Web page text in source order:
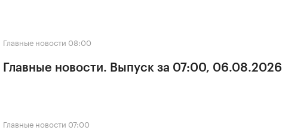
Главные новости 08:00
Главные новости. Выпуск за 07:00, 06.08.2026
Главные новости 07:00